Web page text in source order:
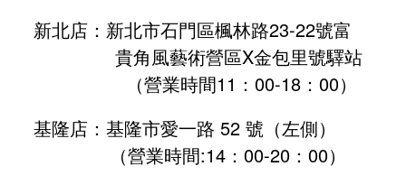
新北店：新北市石門區楓林路23-22號富
貴角風藝術營區X金包里號驛站
（營業時間11：00-18：00）
基隆店：基隆市愛一路 52 號（左側）
（營業時間:14：00-20：00）